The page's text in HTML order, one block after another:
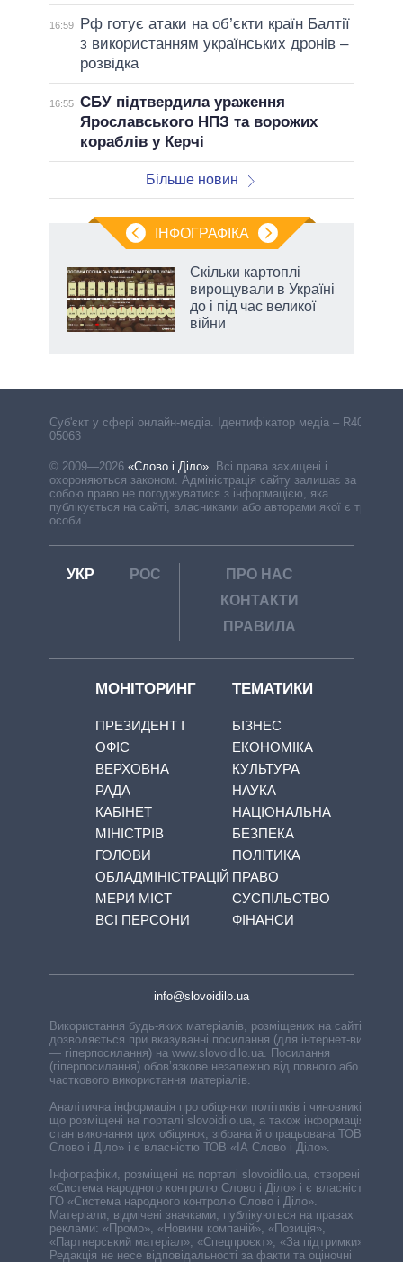
16:59
Рф готує атаки на об’єкти країн Балтії
з використанням українських дронів –
розвідка
16:55 СБУ підтвердила ураження
Ярославського НПЗ та ворожих
кораблів у Керчі
Більше новин
ІНФОГРАФІКА
Скільки картоплі
вирощували в Україні
до і під час великої
війни
Cуб'єкт у сфері онлайн-медіа. Ідентифікатор медіа – R40-
05063
© 2009—2026 «Слово і Діло». Всі права захищені і
охороняються законом. Адміністрація сайту залишає за
собою право не погоджуватися з інформацією, яка
публікується на сайті, власниками або авторами якої є треті
особи.
УКР РОС
ПРО НАС
КОНТАКТИ
ПРАВИЛА
МОНІТОРИНГ
ПРЕЗИДЕНТ І
ОФІС
ВЕРХОВНА
РАДА
КАБІНЕТ
МІНІСТРІВ
ГОЛОВИ
ОБЛАДМІНІСТРАЦІЙ
МЕРИ МІСТ
ВСІ ПЕРСОНИ
ТЕМАТИКИ
БІЗНЕС
ЕКОНОМІКА
КУЛЬТУРА
НАУКА
НАЦІОНАЛЬНА
БЕЗПЕКА
ПОЛІТИКА
ПРАВО
СУСПІЛЬСТВО
ФІНАНСИ
info@slovoidilo.ua
Використання будь-яких матеріалів, розміщених на сайті,
дозволяється при вказуванні посилання (для інтернет-видань
— гіперпосилання) на www.slovoidilo.ua. Посилання
(гіперпосилання) обов’язкове незалежно від повного або
часткового використання матеріалів.
Аналітична інформація про обіцянки політиків і чиновників,
що розміщені на порталі slovoidilo.ua, а також інформація про
стан виконання цих обіцянок, зібрана й опрацьована ТОВ «ІА
Слово і Діло» і є власністю ТОВ «ІА Слово і Діло».
Інфографіки, розміщені на порталі slovoidilo.ua, створені ГО
«Система народного контролю Слово і Діло» і є власністю
ГО «Система народного контролю Слово і Діло».
Матеріали, відмічені значками, публікуються на правах
реклами: «Промо», «Новини компаній», «Позиція»,
«Партнерський матеріал», «Спецпроєкт», «За підтримки».
Редакція не несе відповідальності за факти та оціночні